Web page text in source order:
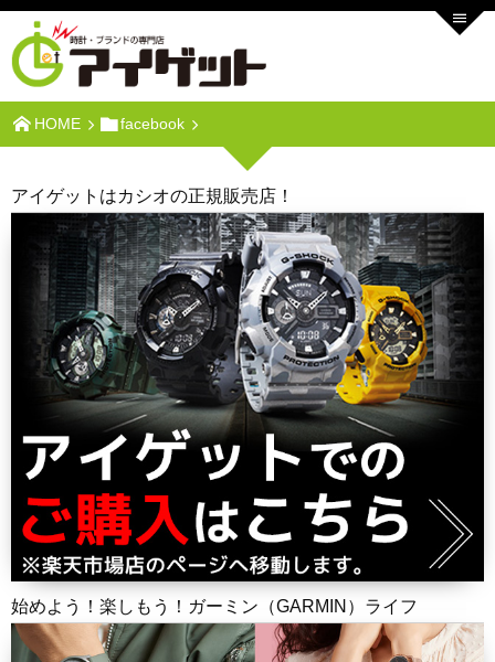
HOME facebook
アイゲットはカシオの正規販売店！
始めよう！楽しもう！ガーミン（GARMIN）ライフ